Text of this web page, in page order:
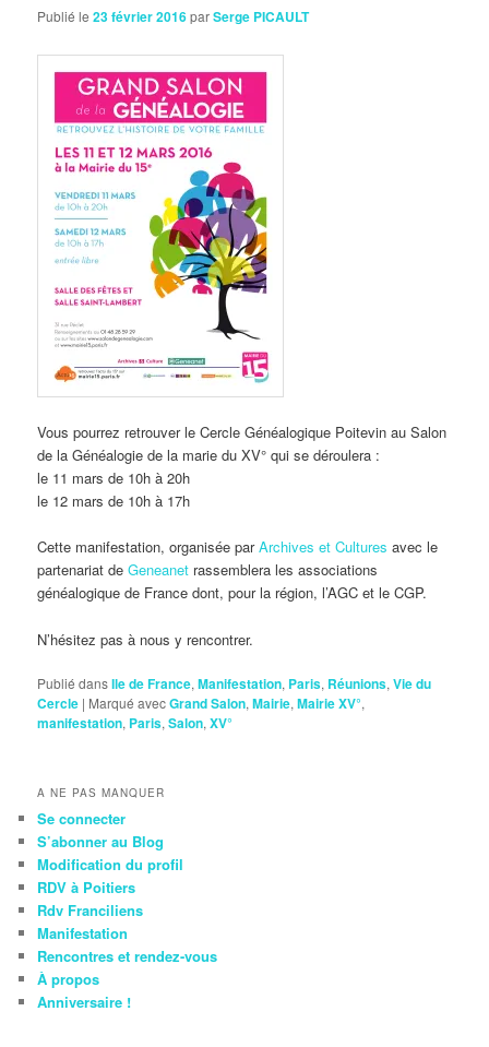
Publié le23 février 2016parSerge PICAULT
Vous pourrez retrouver le Cercle Généalogique Poitevin au Salon
de la Généalogie de la marie du XV° qui se déroulera :
le 11 mars de 10h à 20h
le 12 mars de 10h à 17h
Cette manifestation, organisée parArchives et Cultures avec le
partenariat deGeneanet rassemblera les associations
généalogique de France dont, pour la région, l’AGC et le CGP.
N’hésitez pas à nous y rencontrer.
Publié dansIle de France,Manifestation, Paris, Réunions,Vie du
Cercle | Marqué avecGrand Salon,Mairie,Mairie XV°,
manifestation, Paris,Salon,XV°
A NE PAS MANQUER
Se connecter
S’abonner au Blog
Modification du profil
RDV à Poitiers
Rdv Franciliens
Manifestation
Rencontres et rendez-vous
À propos
Anniversaire !